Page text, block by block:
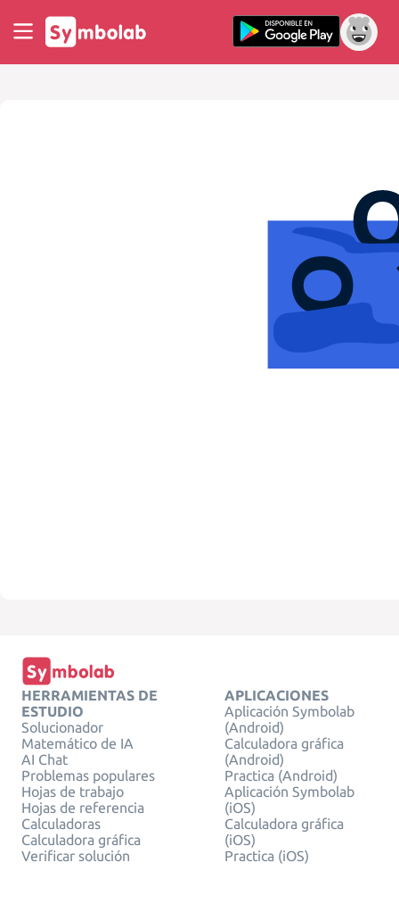
HERRAMIENTAS DE
ESTUDIO
Solucionador
Matemático de IA
AI Chat
Problemas populares
Hojas de trabajo
Hojas de referencia
Calculadoras
Calculadora gráfica
Verificar solución
APLICACIONES
Aplicación Symbolab
(Android)
Calculadora gráfica
(Android)
Practica (Android)
Aplicación Symbolab
(iOS)
Calculadora gráfica
(iOS)
Practica (iOS)